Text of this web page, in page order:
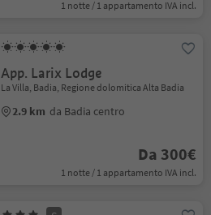
1 notte / 1 appartamento IVA incl.
App. Larix Lodge
La Villa, Badia, Regione dolomitica Alta Badia
2.9 km da Badia centro
Da 300€
1 notte / 1 appartamento IVA incl.